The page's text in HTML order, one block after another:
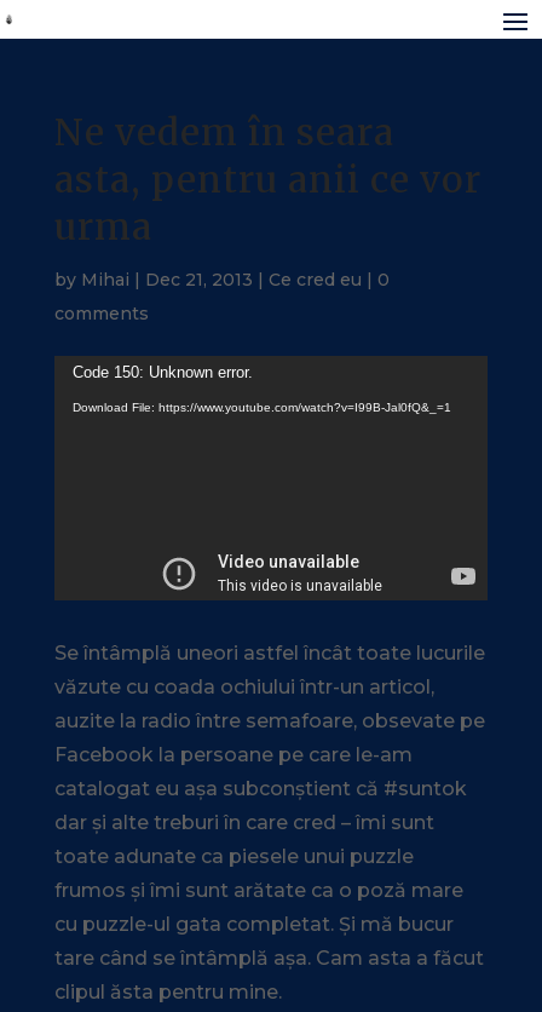
Ne vedem în seara
asta, pentru anii ce vor
urma
by Mihai | Dec 21, 2013 | Ce cred eu | 0
comments
Video
Player
Code 150: Unknown error.
Download File: https://www.youtube.com/watch?v=I99B-Jal0fQ&_=1
Se întâmplă uneori astfel încât toate lucurile
văzute cu coada ochiului într-un articol,
auzite la radio între semafoare, obsevate pe
Facebook la persoane pe care le-am
catalogat eu așa subconștient că #suntok
dar și alte treburi în care cred – îmi sunt
toate adunate ca piesele unui puzzle
frumos și îmi sunt arătate ca o poză mare
cu puzzle-ul gata completat. Și mă bucur
tare când se întâmplă așa. Cam asta a făcut
clipul ăsta pentru mine.